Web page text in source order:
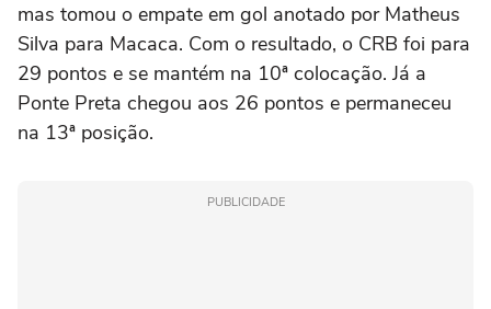
mas tomou o empate em gol anotado por Matheus
Silva para Macaca. Com o resultado, o CRB foi para
29 pontos e se mantém na 10ª colocação. Já a
Ponte Preta chegou aos 26 pontos e permaneceu
na 13ª posição.
PUBLICIDADE